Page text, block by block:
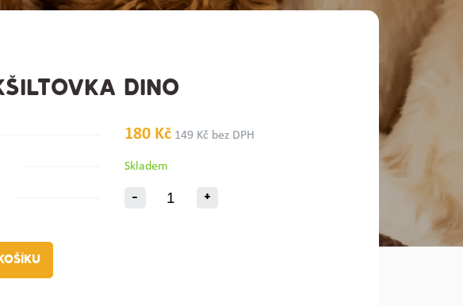
DINO
180 Kč 149 Kč bez DPH
Skladem
- +